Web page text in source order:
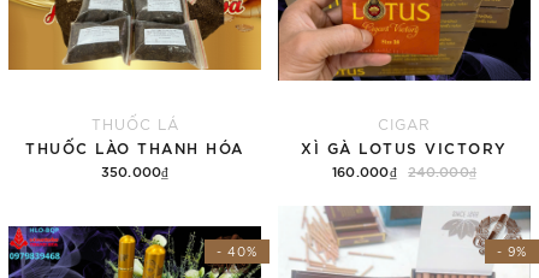
THUỐC LÁ
THUỐC LÀO THANH HÓA
350.000₫
CIGAR
XÌ GÀ LOTUS VICTORY
160.000₫ 240.000₫
Thêm vào giỏ hàng
- 40% - 9%